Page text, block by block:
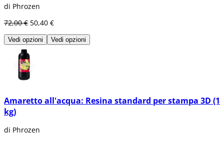
di Phrozen
72,00 € 50,40 €
Vedi opzioni Vedi opzioni
Amaretto all'acqua: Resina standard per stampa 3D (1
kg)
di Phrozen